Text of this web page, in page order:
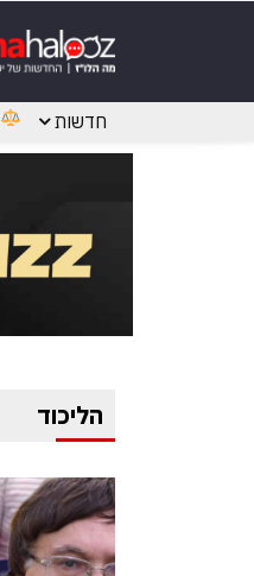
חדשות
הליכוד